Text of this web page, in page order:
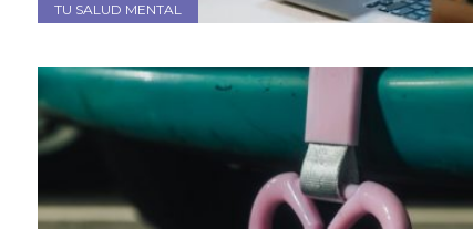
TU SALUD MENTAL